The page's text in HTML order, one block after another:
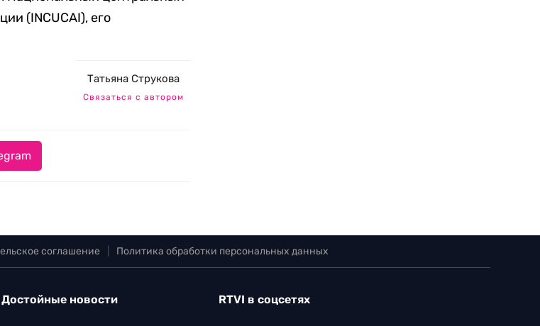
(INCUCAI), его
Татьяна Струкова
Связаться с автором
соглашение Политика обработки персональных данных
Достойные новости RTVI в соцсетях